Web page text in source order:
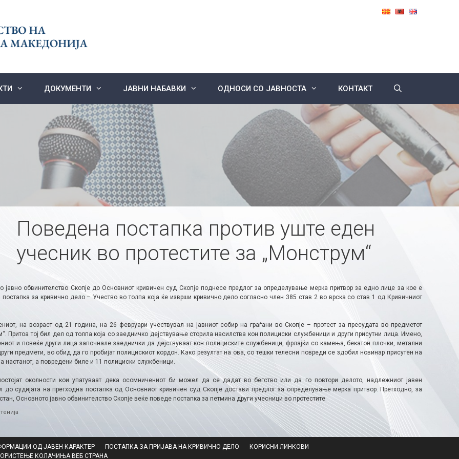
ДОКУМЕНТИ ЈАВНИ НАБАВКИ ОДНОСИ СО ЈАВНОСТА КОНТАКТ
Поведена постапка против уште еден
учесник во протестите за „Монструм“
јавно обвинителство Скопје до Основниот кривичен суд Скопје поднесе предлог за определување мерка притвор за едно лице за кое е
за кривично дело – Учество во толпа која ќе изврши кривично дело согласно член 385 став 2 во врска со став 1 од Кривичниот
на возраст од 21 година, на 26 февруари учествувал на јавниот собир на граѓани во Скопје – протест за пресудата во предметот
Притоа тој бил дел од толпа која со заедничко дејствување сторила насилства кон полициски службеници и други присутни лица. Имено,
и повеќе други лица започнале заеднички да дејствуваат кон полициските службеници, фрлајќи со камења, бекатон плочки, метални
предмети, во обид да го пробијат полицискиот кордон. Како резултат на ова, со тешки телесни повреди се здобил новинар присутен на
настанот, а повредени биле и 11 полициски службеници.
околности кои упатуваат дека осомничениот би можел да се дадат во бегство или да го повтори делото, надлежниот јавен
до судијата на претходна постапка од Основниот кривичен суд Скопје достави предлог за определување мерка притвор. Претходно, за
Основното јавно обвинителство Скопје веќе поведе постапка за петмина други учесници во протестите.
ОД ЈАВЕН КАРАКТЕР ПОСТАПКА ЗА ПРИЈАВА НА КРИВИЧНО ДЕЛО
КОРИСНИ ЛИНКОВИ
КОЛАЧИЊА ВЕБ СТРАНА